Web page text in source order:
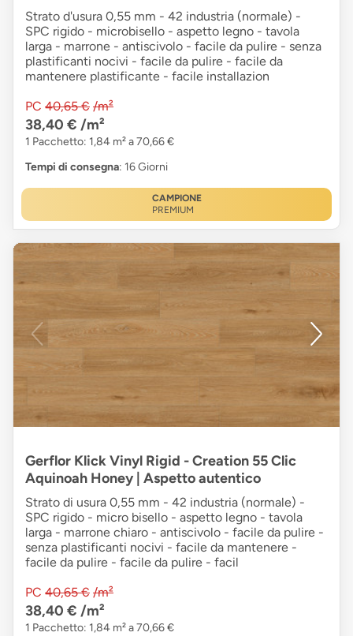
Strato d'usura 0,55 mm - 42 industria (normale) -
SPC rigido - microbisello - aspetto legno - tavola
larga - marrone - antiscivolo - facile da pulire - senza
plastificanti nocivi - facile da pulire - facile da
mantenere plastificante - facile installazion
PC 40,65 € /m²
38,40 € /m²
1 Pacchetto: 1,84 m² a 70,66 €
Tempi di consegna: 16 Giorni
CAMPIONE
PREMIUM
Gerflor Klick Vinyl Rigid - Creation 55 Clic
Aquinoah Honey | Aspetto autentico
Strato di usura 0,55 mm - 42 industria (normale) -
SPC rigido - micro bisello - aspetto legno - tavola
larga - marrone chiaro - antiscivolo - facile da pulire -
senza plastificanti nocivi - facile da mantenere -
facile da pulire - facile da pulire - facil
PC 40,65 € /m²
38,40 € /m²
1 Pacchetto: 1,84 m² a 70,66 €